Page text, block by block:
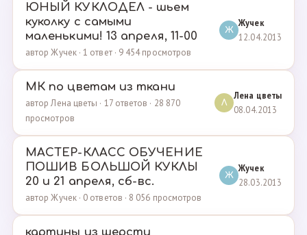
ЮНЫЙ КУКЛОДЕЛ - шьем
куколку с самыми
маленькими! 13 апреля, 11-00
автор Жучек · 1 ответ · 9 454 просмотров
Ж
Жучек
12.04.2013
МК по цветам из ткани
автор Лена цветы · 17 ответов · 28 870
просмотров
Л
Лена цветы
08.04.2013
МАСТЕР-КЛАСС ОБУЧЕНИЕ
ПОШИВ БОЛЬШОЙ КУКЛЫ
20 и 21 апреля, сб-вс.
автор Жучек · 0 ответов · 8 056 просмотров
Ж
Жучек
28.03.2013
картины из шерсти